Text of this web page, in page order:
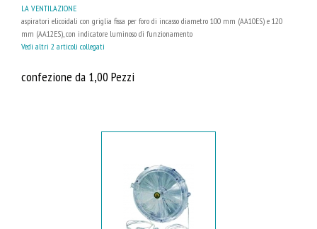
LA VENTILAZIONE
aspiratori elicoidali con griglia fissa per foro di incasso diametro 100 mm (AA10ES) e 120
mm (AA12ES), con indicatore luminoso di funzionamento
Vedi altri 2 articoli collegati
confezione da 1,00 Pezzi